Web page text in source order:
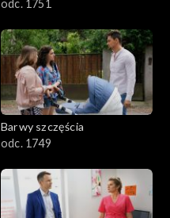
odc. 1751
Barwy szczęścia
odc. 1749